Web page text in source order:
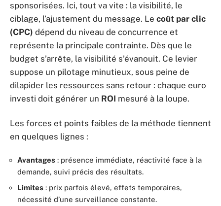
sponsorisées. Ici, tout va vite : la visibilité, le
ciblage, l’ajustement du message. Le coût par clic
(CPC) dépend du niveau de concurrence et
représente la principale contrainte. Dès que le
budget s’arrête, la visibilité s’évanouit. Ce levier
suppose un pilotage minutieux, sous peine de
dilapider les ressources sans retour : chaque euro
investi doit générer un ROI mesuré à la loupe.
Les forces et points faibles de la méthode tiennent
en quelques lignes :
Avantages : présence immédiate, réactivité face à la
demande, suivi précis des résultats.
Limites : prix parfois élevé, effets temporaires,
nécessité d’une surveillance constante.